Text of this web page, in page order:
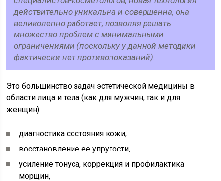
действительно уникальна и совершенна, она
великолепно работает, позволяя решать
множество проблем с минимальными
ограничениями (поскольку у данной методики
фактически нет противопоказаний).
Это большинство задач эстетической медицины в
области лица и тела (как для мужчин, так и для
женщин):
диагностика состояния кожи,
восстановление ее упругости,
усиление тонуса, коррекция и профилактика
морщин,